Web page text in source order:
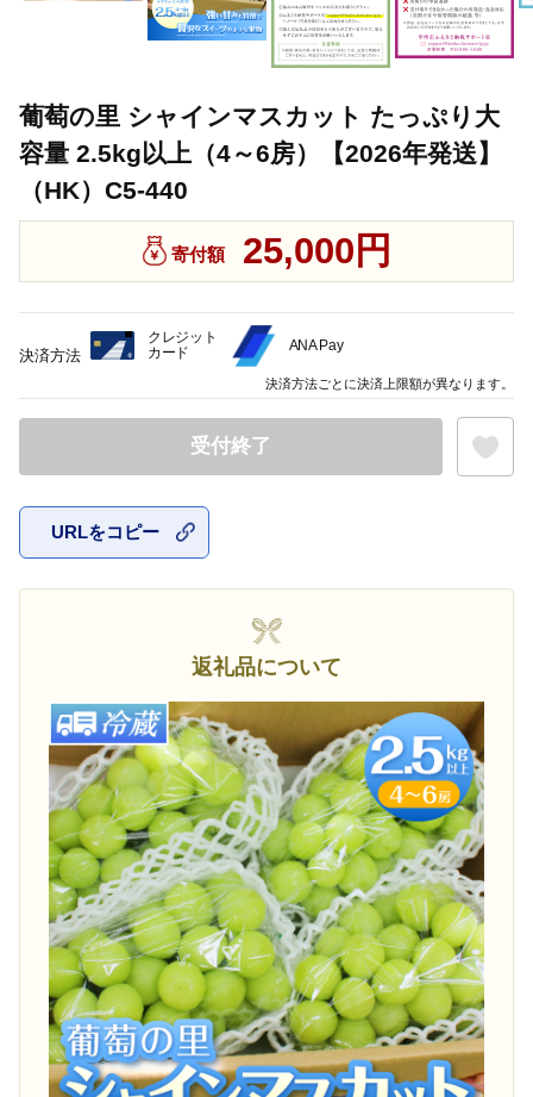
葡萄の里 シャインマスカット たっぷり大
容量 2.5kg以上（4～6房）【2026年発送】
（HK）C5-440
寄付額 25,000円
受付終了
URLをコピー
返礼品について
決済方法
クレジット
カード
ANA Pay
決済方法ごとに決済上限額が異なります。